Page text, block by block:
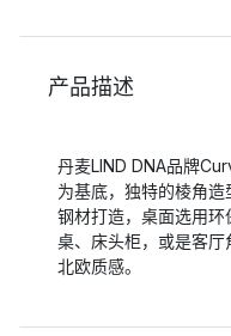
产品描述
丹麦LIND DNA品牌
为基底，独特的棱角
钢材打造，桌面选用
桌、床头柜，或是客
北欧质感。